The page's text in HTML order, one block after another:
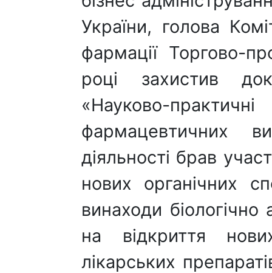
України, голова
фармації Торгово-
році захистив
«Науково-
фармацевтичних
діяльності брав
нових органічних
винаходи
на відкриття
лікарських